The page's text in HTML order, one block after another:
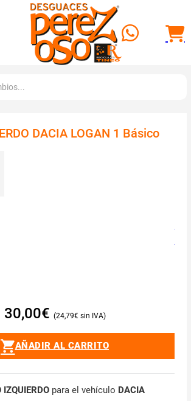
DACIA LOGAN 1 Básico
30,00€ 24,79€
AÑADIR AL CARRITO
IZQUIERDOpara el vehículo DACIA